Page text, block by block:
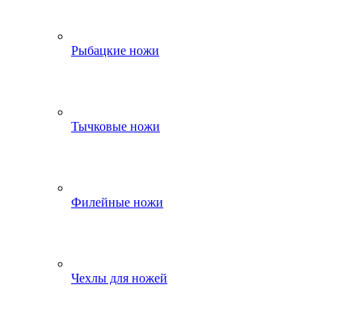
Рыбацкие ножи
Тычковые ножи
Филейные ножи
Чехлы для ножей